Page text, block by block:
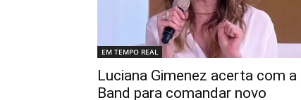
EM TEMPO REAL
Luciana Gimenez acerta com a
Band para comandar novo